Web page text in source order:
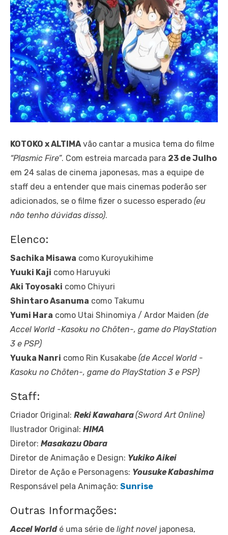
KOTOKO x ALTIMAvão cantar a musica tema do filme
“Plasmic Fire”. Com estreia marcada para 23 de Julho
em 24 salas de cinema japonesas, mas a equipe de
staff deu a entender que mais cinemas poderão ser
adicionados, se o filme fizer o sucesso esperado (eu
não tenho dúvidas disso).
Elenco:
Sachika Misawa como Kuroyukihime
Yuuki Kaji como Haruyuki
Aki Toyosaki como Chiyuri
Shintaro Asanuma como Takumu
Yumi Hara como Utai Shinomiya / Ardor Maiden (de
Accel World -Kasoku no Chōten-, game do PlayStation
3 e PSP)
Yuuka Nanri como Rin Kusakabe (de Accel World -
Kasoku no Chōten-, game do PlayStation 3 e PSP)
Staff:
Criador Original: Reki Kawahara(Sword Art Online)
Ilustrador Original: HIMA
Diretor: Masakazu Obara
Diretor de Animação e Design: Yukiko Aikei
Diretor de Ação e Personagens: Yousuke Kabashima
Responsável pela Animação: Sunrise
Outras Informações:
Accel Worldé uma série de light novel japonesa,